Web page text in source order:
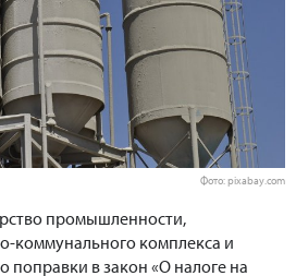
Фото: pixabay.com
промышленности,
коммунального комплекса и
поправки в закон «О налоге на